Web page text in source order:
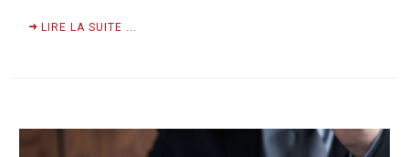
LIRE LA SUITE ...